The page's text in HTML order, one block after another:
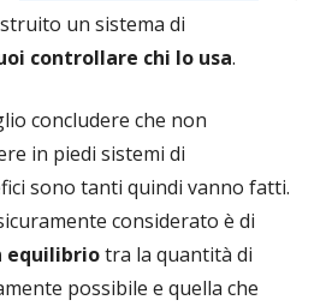
un sistema di
controllare chi lo usa.
concludere che non
in piedi sistemi di
sono tanti quindi vanno fatti.
considerato è di
equilibriotra la quantità di
possibile e quella che